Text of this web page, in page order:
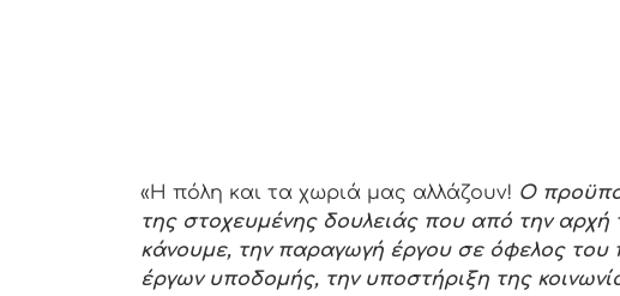
«Η πόλη και τα χωριά μας αλλάζουν! Ο
της στοχευμένης δουλειάς που από την
κάνουμε, την παραγωγή έργου σε όφελος του
έργων υποδομής, την υποστήριξη της